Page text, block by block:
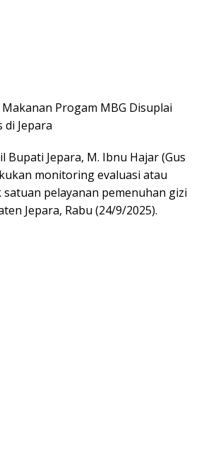
Progam MBG Disuplai
di Jepara
Bupati Jepara, M. Ibnu Hajar (Gus
monitoring evaluasi atau
pelayanan pemenuhan gizi
Jepara, Rabu (24/9/2025).